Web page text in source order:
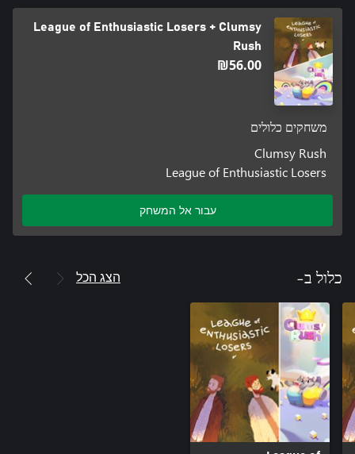
League of Enthusiastic Losers + Clumsy
Rush
‪₪‎56.00‬
משחקים כלולים
Clumsy Rush
League of Enthusiastic Losers
עבור אל המשחק
כלול ב- הצג הכל